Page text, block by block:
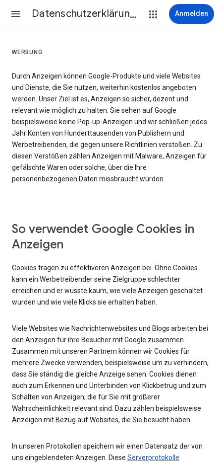
Datenschutzerklärung & Nutzungsbedingungen Anmelden
WERBUNG
Durch Anzeigen können Google-Produkte und viele Websites
und Dienste, die Sie nutzen, weiterhin kostenlos angeboten
werden. Unser Ziel ist es, Anzeigen so sicher, dezent und
relevant wie möglich zu halten. Sie sehen auf Google
beispielsweise keine Pop-up-Anzeigen und wir schließen jedes
Jahr Konten von Hunderttausenden von Publishern und
Werbetreibenden, die gegen unsere Richtlinien verstoßen. Zu
diesen Verstößen zählen Anzeigen mit Malware, Anzeigen für
gefälschte Waren oder solche, über die Ihre
personenbezogenen Daten missbraucht würden.
So verwendet Google Cookies in
Anzeigen
Cookies tragen zu effektiveren Anzeigen bei. Ohne Cookies
kann ein Werbetreibender seine Zielgruppe schlechter
erreichen und er wüsste kaum, wie viele Anzeigen geschaltet
wurden und wie viele Klicks sie erhalten haben.
Viele Websites wie Nachrichtenwebsites und Blogs arbeiten bei
den Anzeigen für ihre Besucher mit Google zusammen.
Zusammen mit unseren Partnern können wir Cookies für
mehrere Zwecke verwenden, beispielsweise um zu verhindern,
dass Sie ständig die gleiche Anzeige sehen. Cookies dienen
auch zum Erkennen und Unterbinden von Klickbetrug und zum
Schalten von Anzeigen, die für Sie mit größerer
Wahrscheinlichkeit relevant sind. Dazu zählen beispielsweise
Anzeigen mit Bezug auf Websites, die Sie besucht haben.
In unseren Protokollen speichern wir einen Datensatz der von
uns eingeblendeten Anzeigen. Diese Serverprotokolle